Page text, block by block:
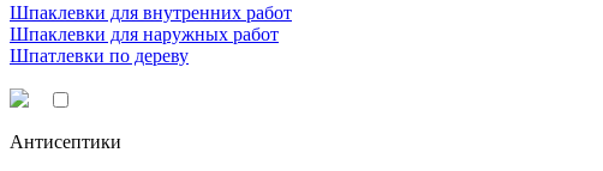
Шпаклевки для внутренних работ
Шпаклевки для наружных работ
Шпатлевки по дереву
Антисептики